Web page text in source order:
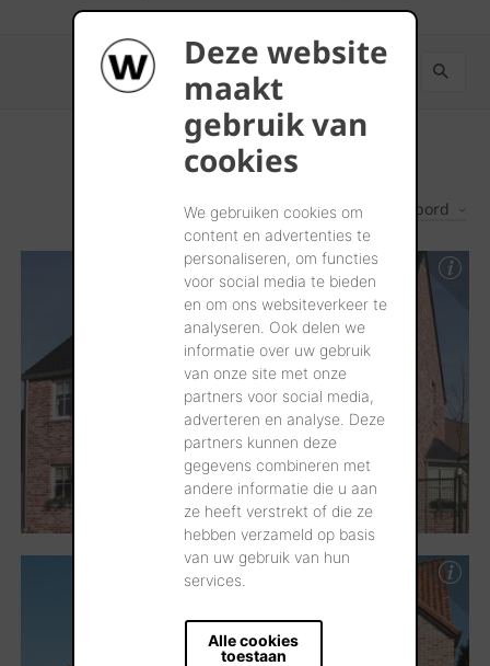
Deze website
maakt
gebruik van
cookies
We gebruiken cookies om
content en advertenties te
personaliseren, om functies
voor social media te bieden
en om ons websiteverkeer te
analyseren. Ook delen we
informatie over uw gebruik
van onze site met onze
partners voor social media,
adverteren en analyse. Deze
partners kunnen deze
gegevens combineren met
andere informatie die u aan
ze heeft verstrekt of die ze
hebben verzameld op basis
van uw gebruik van hun
services.
Alle cookies
toestaan
Résultats Les plus récents d'abord